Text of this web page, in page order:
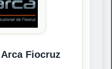
Fiocruz